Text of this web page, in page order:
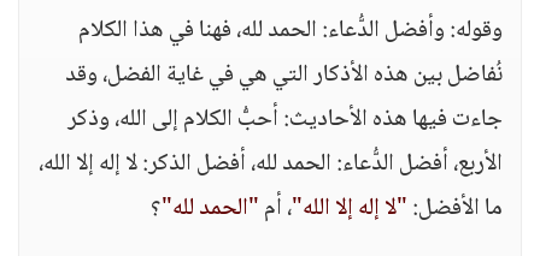
وقوله: وأفضل الدُّعاء: الحمد لله، فهنا في هذا الكلام
نُفاضل بين هذه الأذكار التي هي في غاية الفضل، وقد
جاءت فيها هذه الأحاديث: أحبُّ الكلام إلى الله، وذكر
الأربع، أفضل الدُّعاء: الحمد لله، أفضل الذكر: لا إله إلا الله،
ما الأفضل:"لا إله إلا الله"، أم"الحمد لله"؟